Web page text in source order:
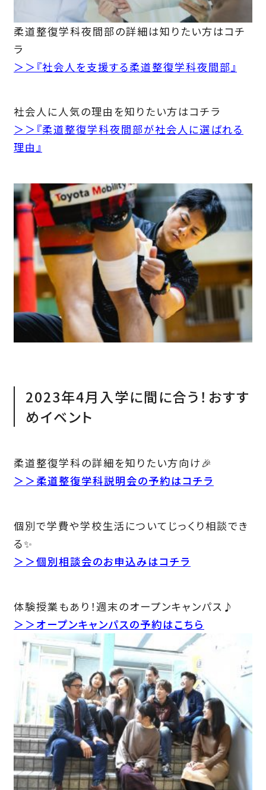
柔道整復学科夜間部の詳細は知りたい方はコチ
ラ
＞＞『社会人を支援する柔道整復学科夜間部』
社会人に人気の理由を知りたい方はコチラ
＞＞『柔道整復学科夜間部が社会人に選ばれる
理由』
2023年4月入学に間に合う！おすす
めイベント
柔道整復学科の詳細を知りたい方向け🎉
＞＞柔道整復学科説明会の予約はコチラ
個別で学費や学校生活についてじっくり相談でき
る✨
＞＞個別相談会のお申込みはコチラ
体験授業もあり！週末のオープンキャンパス♪
＞＞オープンキャンパスの予約はこちら